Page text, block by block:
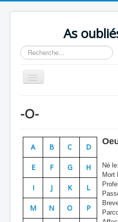
As
Rechercher
Basculer
la
Chronologie
Escadrilles
Organisation
Avions
Personnels
Doctrines
-O-
A B C D
E F G H
I J K L
M N O P
Né le:
Mort